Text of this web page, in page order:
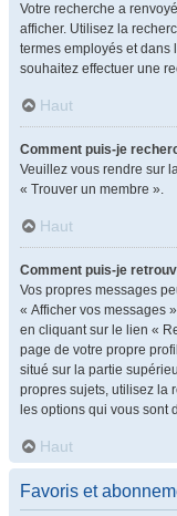
Votre recherche a
afficher. Utilisez la
termes employés et dans
souhaitez effectuer une
Haut
Comment puis-je
Veuillez vous rendre sur
« Trouver un membre ».
Haut
Comment puis-je
Vos propres messages
« Afficher vos messages
en cliquant sur le lien «
page de votre propre
situé sur la partie
propres sujets, utilisez la
les options qui vous sont
Haut
Favoris et